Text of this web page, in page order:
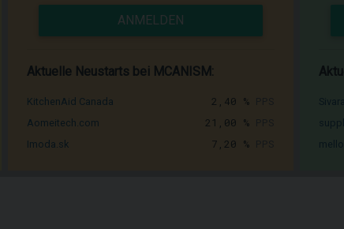
ANMELDEN
Aktuelle Neustarts bei MCANISM:
KitchenAid Canada 2,40 %
Aomeitech.com 21,00 %
Imoda.sk 7,20 %